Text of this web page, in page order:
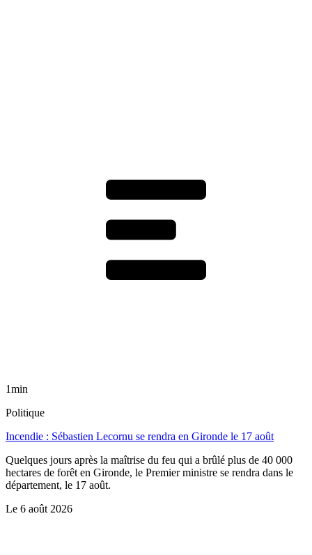
1min
Politique
Incendie : Sébastien Lecornu se rendra en Gironde le 17 août
Quelques jours après la maîtrise du feu qui a brûlé plus de 40 000
hectares de forêt en Gironde, le Premier ministre se rendra dans le
département, le 17 août.
Le 6 août 2026